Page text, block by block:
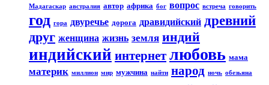
Мадагаскар австралия автор африка бог вопрос встреча говорить
год гора двуречье дорога дравидийский древний
друг женщина жизнь земля индий
индийский интернет любовь мама
материк миллион мир мужчина найти народ ночь обезьяна